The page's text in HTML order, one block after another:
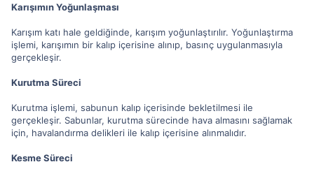
Karışımın Yoğunlaşması
Karışım katı hale geldiğinde, karışım yoğunlaştırılır. Yoğunlaştırma
işlemi, karışımın bir kalıp içerisine alınıp, basınç uygulanmasıyla
gerçekleşir.
Kurutma Süreci
Kurutma işlemi, sabunun kalıp içerisinde bekletilmesi ile
gerçekleşir. Sabunlar, kurutma sürecinde hava almasını sağlamak
için, havalandırma delikleri ile kalıp içerisine alınmalıdır.
Kesme Süreci